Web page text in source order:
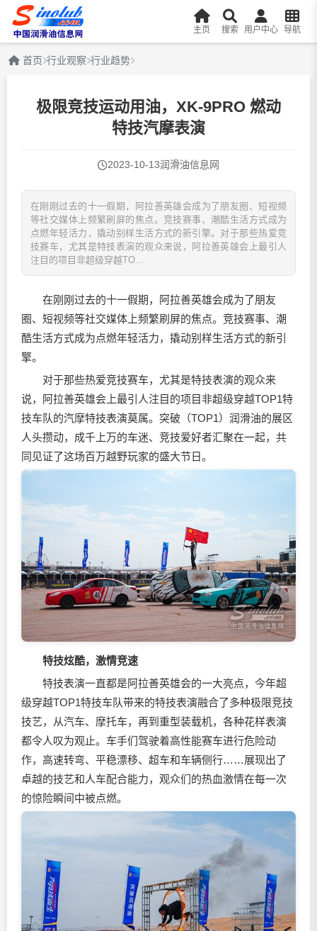
主页 搜索 用户中心 导航
首页 行业观察 行业趋势
极限竞技运动用油，XK-9PRO 燃动
特技汽摩表演
2023-10-13润滑油信息网
在刚刚过去的十一假期，阿拉善英雄会成为了朋友圈、短视频
等社交媒体上频繁刷屏的焦点。竞技赛事、潮酷生活方式成为
点燃年轻活力，撬动别样生活方式的新引擎。对于那些热爱竞
技赛车，尤其是特技表演的观众来说，阿拉善英雄会上最引人
注目的项目非超级穿越TO...
在刚刚过去的十一假期，阿拉善英雄会成为了朋友
圈、短视频等社交媒体上频繁刷屏的焦点。竞技赛事、潮
酷生活方式成为点燃年轻活力，撬动别样生活方式的新引
擎。
对于那些热爱竞技赛车，尤其是特技表演的观众来
说，阿拉善英雄会上最引人注目的项目非超级穿越TOP1特
技车队的汽摩特技表演莫属。突破（TOP1） 润滑油的展区
人头攒动，成千上万的车迷、竞技爱好者汇聚在一起，共
同见证了这场百万越野玩家的盛大节日。
特技炫酷，激情竞速
特技表演一直都是阿拉善英雄会的一大亮点，今年超
级穿越TOP1特技车队带来的特技表演融合了多种极限竞技
技艺，从汽车、摩托车，再到重型装载机，各种花样表演
都令人叹为观止。车手们驾驶着高性能赛车进行危险动
作，高速转弯、平稳漂移、超车和车辆侧行……展现出了
卓越的技艺和人车配合能力，观众们的热血激情在每一次
的惊险瞬间中被点燃。